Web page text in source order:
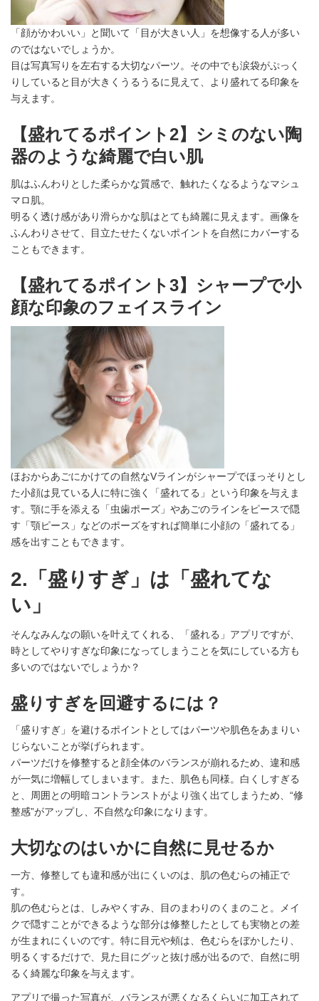
「顔がかわいい」と聞いて「目が大きい人」を想像する人が多い
のではないでしょうか。
目は写真写りを左右する大切なパーツ。その中でも涙袋がぷっく
りしていると目が大きくうるうるに見えて、より盛れてる印象を
与えます。
【盛れてるポイント2】シミのない陶
器のような綺麗で白い肌
肌はふんわりとした柔らかな質感で、触れたくなるようなマシュ
マロ肌。
明るく透け感があり滑らかな肌はとても綺麗に見えます。画像を
ふんわりさせて、目立たせたくないポイントを自然にカバーする
こともできます。
【盛れてるポイント3】シャープで小
顔な印象のフェイスライン
ほおからあごにかけての自然なVラインがシャープでほっそりとし
た小顔は見ている人に特に強く「盛れてる」という印象を与えま
す。顎に手を添える「虫歯ポーズ」やあごのラインをピースで隠
す「顎ピース」などのポーズをすれば簡単に小顔の「盛れてる」
感を出すこともできます。
2.「盛りすぎ」は「盛れてな
い」
そんなみんなの願いを叶えてくれる、「盛れる」アプリですが、
時としてやりすぎな印象になってしまうことを気にしている方も
多いのではないでしょうか？
盛りすぎを回避するには？
「盛りすぎ」を避けるポイントとしてはパーツや肌色をあまりい
じらないことが挙げられます。
パーツだけを修整すると顔全体のバランスが崩れるため、違和感
が一気に増幅してしまいます。また、肌色も同様。白くしすぎる
と、周囲との明暗コントランストがより強く出てしまうため、“修
整感”がアップし、不自然な印象になります。
大切なのはいかに自然に見せるか
一方、修整しても違和感が出にくいのは、肌の色むらの補正で
す。
肌の色むらとは、しみやくすみ、目のまわりのくまのこと。メイ
クで隠すことができるような部分は修整したとしても実物との差
が生まれにくいのです。特に目元や頰は、色むらをぼかしたり、
明るくするだけで、見た目にグッと抜け感が出るので、自然に明
るく綺麗な印象を与えます。
アプリで撮った写真が、バランスが悪くなるくらいに加工されて